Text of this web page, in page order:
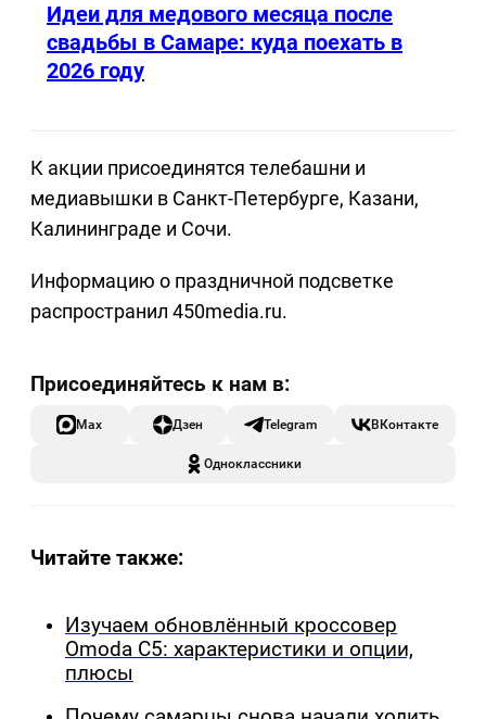
Идеи для медового месяца после
свадьбы в Самаре: куда поехать в
2026 году
К акции присоединятся телебашни и
медиавышки в Санкт-Петербурге, Казани,
Калининграде и Сочи.
Информацию о праздничной подсветке
распространил 450media.ru.
Max Дзен Telegram ВКонтакте
Одноклассники
Читайте также:
Изучаем обновлённый кроссовер
Omoda C5: характеристики и опции,
плюсы